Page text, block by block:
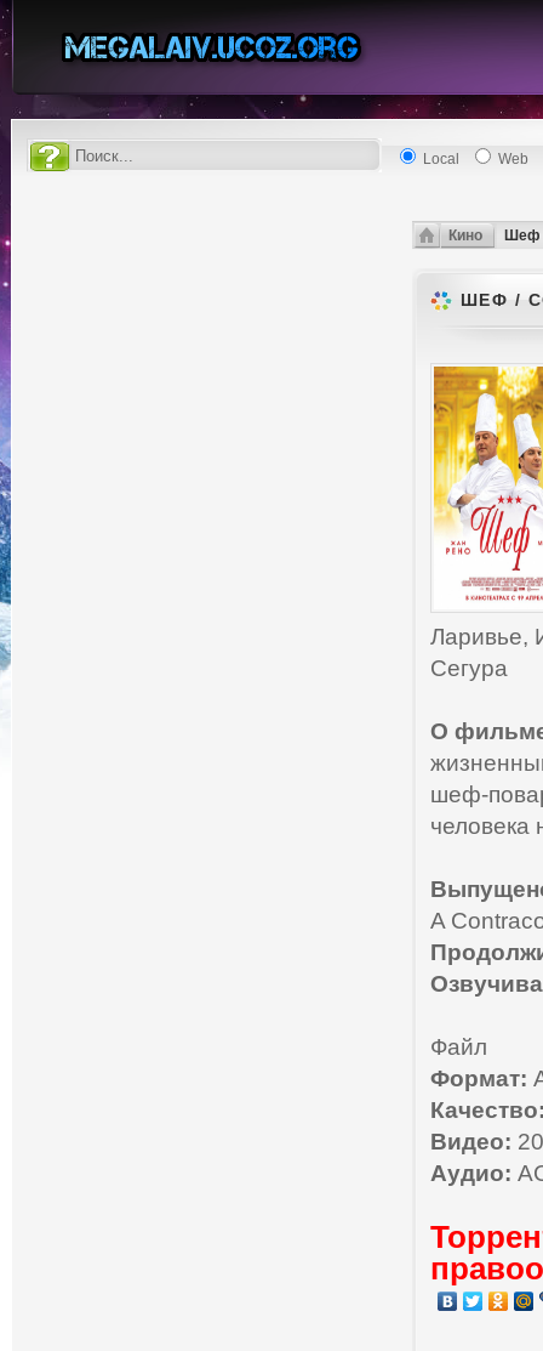
Local Web
Кино Шеф
ШЕФ /
Ларивье,
Сегура
О
шеф-
человека
A
Файл
Формат:
Видео:
Аудио: